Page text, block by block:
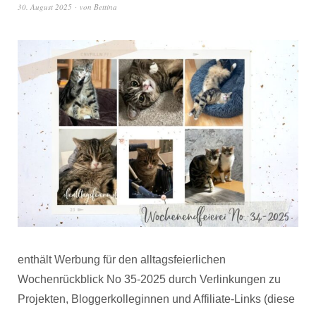
30. August 2025 von Bettina
enthält Werbung für den alltagsfeierlichen
Wochenrückblick No 35-2025 durch Verlinkungen zu
Projekten, Bloggerkolleginnen und Affiliate-Links (diese